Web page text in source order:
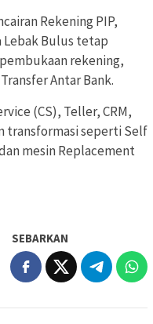
Rekening PIP,
Lebak Bulus tetap
rekening,
Antar Bank.
(CS), Teller, CRM,
transformasi seperti Self
mesin Replacement
SEBARKAN